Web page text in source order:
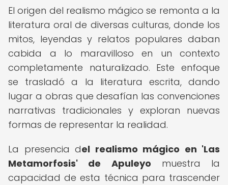
El origen del realismo mágico se remonta a la
literatura oral de diversas culturas, donde los
mitos, leyendas y relatos populares daban
cabida a lo maravilloso en un contexto
completamente naturalizado. Este enfoque
se trasladó a la literatura escrita, dando
lugar a obras que desafían las convenciones
narrativas tradicionales y exploran nuevas
formas de representar la realidad.
La presencia del realismo mágico en 'Las
Metamorfosis' de Apuleyo muestra la
capacidad de esta técnica para trascender